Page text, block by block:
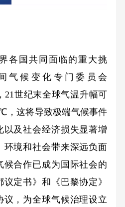
国共同面临的重大挑
气候变化专门委员会
21世纪末全球气温升幅可
，这将导致极端气候事件
以及社会经济损失显著增
环境和社会带来深远负面
候合作已成为国际社会的
定书》和《巴黎协定》
议，为全球气候治理设立